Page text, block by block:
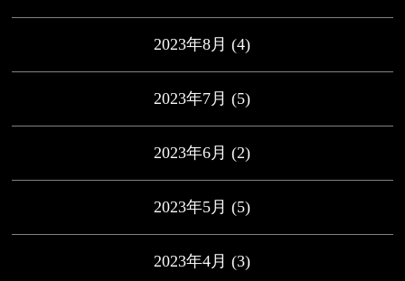
2023年8月 (4)
2023年7月 (5)
2023年6月 (2)
2023年5月 (5)
2023年4月 (3)